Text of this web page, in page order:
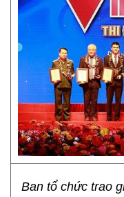
Ban tổ chức trao